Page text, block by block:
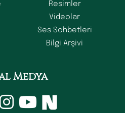
Resimler
Videolar
Ses Sohbetleri
Bilgi Arşivi
Medya